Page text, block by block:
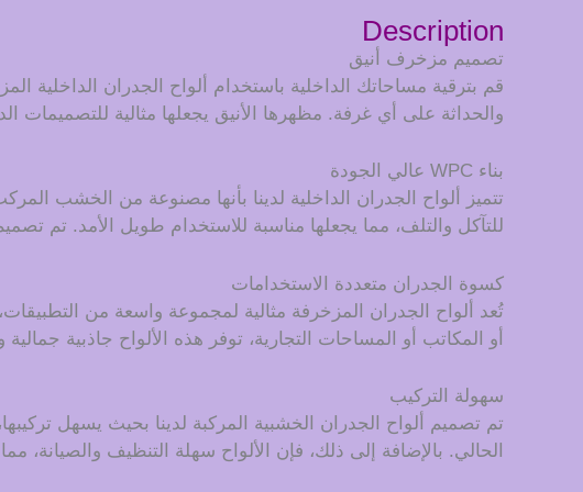
Description
تصميم مزخرف أنيق
قم بترقية مساحاتك الداخلية باستخدام ألواح الجدران
والحداثة على أي غرفة. مظهرها الأنيق يجعلها مثالية للتصميمات
بناء WPC عالي الجودة
للتآكل والتلف، مما يجعلها مناسبة للاستخدام طويل الأمد. تم
كسوة الجدران متعددة الاستخدامات
تُعد ألواح الجدران المزخرفة مثالية لمجموعة واسعة من
أو المكاتب أو المساحات التجارية، توفر هذه الألواح جاذبية
سهولة التركيب
تم تصميم ألواح الجدران الخشبية المركبة لدينا بحيث يسهل
الحالي. بالإضافة إلى ذلك، فإن الألواح سهلة التنظيف